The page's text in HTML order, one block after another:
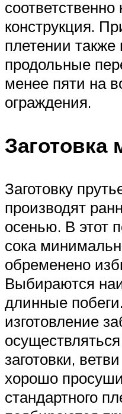
соответственно
конструкция.
плетении также
продольные
менее пяти на
ограждения.
Заготовка
Заготовку
производят
осенью. В этот
сока
обременено
Выбираются
длинные
изготовление
заготовки,
хорошо
стандартного